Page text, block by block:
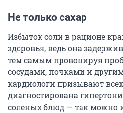
Не только сахар
Избыток соли в рационе
здоровья, ведь она
тем самым провоцируя
сосудами, почками и
кардиологи призывают
диагностирована
соленых блюд — так можно